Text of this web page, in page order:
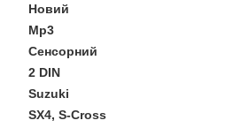
Новий
Mp3
Сенсорний
2 DIN
Suzuki
SX4, S-Cross